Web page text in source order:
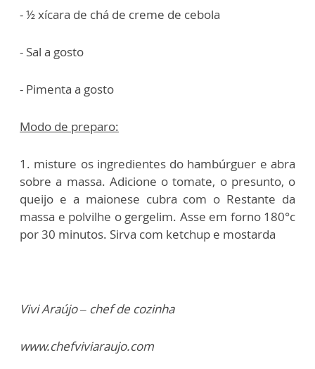
- ½ xícara de chá de creme de cebola
- Sal a gosto
- Pimenta a gosto
Modo de preparo:
1. misture os ingredientes do hambúrguer e abra
sobre a massa. Adicione o tomate, o presunto, o
queijo e a maionese cubra com o Restante da
massa e polvilhe o gergelim. Asse em forno 180°c
por 30 minutos. Sirva com ketchup e mostarda
Vivi Araújo – chef de cozinha
www.chefviviaraujo.com